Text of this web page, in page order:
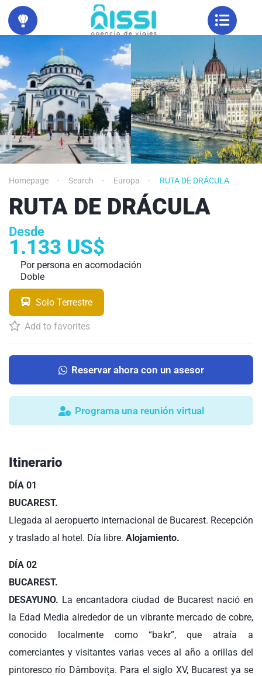
Homepage Search Europa RUTA DE DRÁCULA
RUTA DE DRÁCULA
Desde
1.133 US$
Por persona en acomodación
Doble
Solo Terrestre
Add to favorites
Reservar ahora con un asesor
Programa una reunión virtual
Itinerario
DÍA 01
BUCAREST.
Llegada al aeropuerto internacional de Bucarest. Recepción
y traslado al hotel. Día libre. Alojamiento.
DÍA 02
BUCAREST.
DESAYUNO. La encantadora ciudad de Bucarest nació en
la Edad Media alrededor de un vibrante mercado de cobre,
conocido localmente como “bakr”, que atraía a
comerciantes y visitantes varias veces al año a orillas del
pintoresco río Dâmbovița. Para el siglo XV, Bucarest ya se